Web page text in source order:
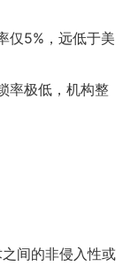
仅5%，远低于美
率极低，机构整
间的非侵入性或